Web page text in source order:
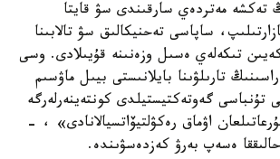
150 مىڭ تەكشە مەتردەي سارقىندى سۋ قايتا
ساپاسى تەحنيكالىق سۋ تالابىنا
تىكەلەي ەسىل وزەنىنە قۇيىلادى. وسى
تارىلۋىنا بايلانىستى بيىل ماۋسىم
تۇنباسى گەوتەكتيستيلدى كونتەينەرلەرگە
اۋماق رەكۋلتيۆاتسيالانادى» ، -
ەسەپ بەرۋ كەزدەسۋىندە.